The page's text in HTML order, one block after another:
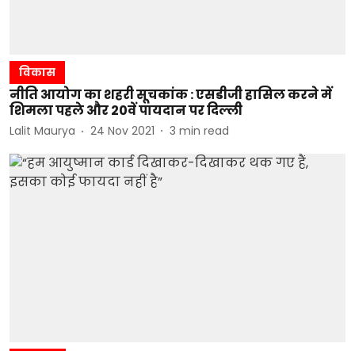
विकास
नीति आयोग का शहरी सूचकांक : एसडीजी हासिल करने में
शिमला पहले और 20वें पायदान पर दिल्ली
Lalit Maurya 24 Nov 2021 3 min read